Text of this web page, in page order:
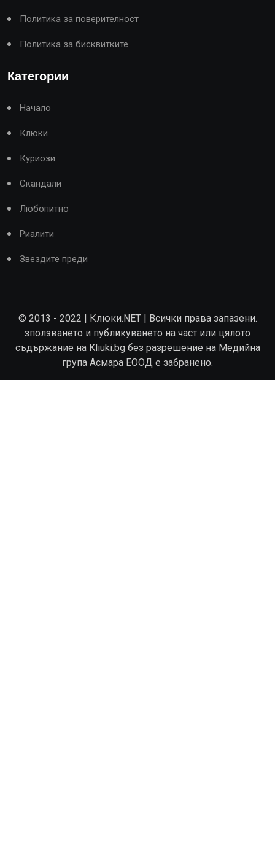
Политика за поверителност
Политика за бисквитките
Категории
Начало
Клюки
Куриози
Скандали
Любопитно
Риалити
Звездите преди
© 2013 - 2022 | Клюки.NET | Всички права запазени.
зползването и публикуването на част или цялото
съдържание на Kliuki.bg без разрешение на Медийна
група Асмара ЕООД е забранено.